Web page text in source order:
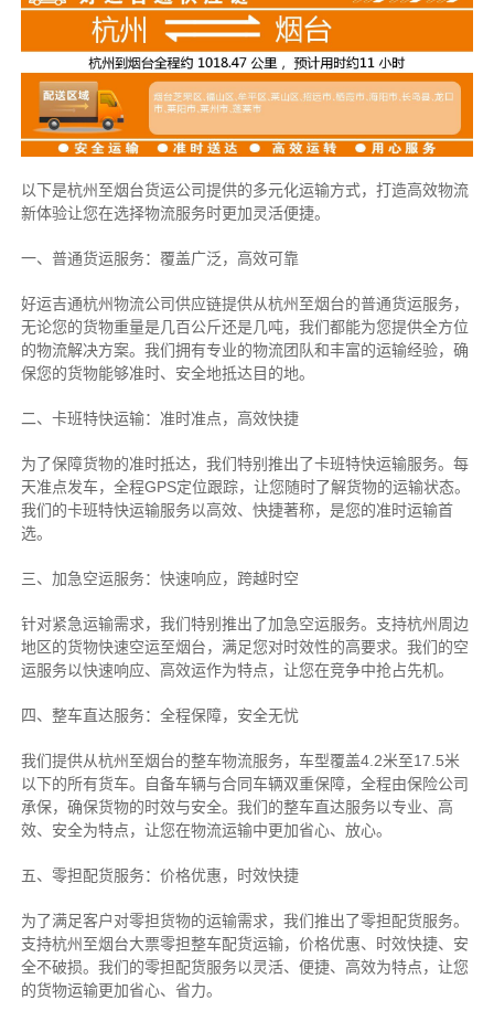
以下是杭州至烟台货运公司提供的多元化运输方式，打造高效物流
新体验让您在选择物流服务时更加灵活便捷。
一、普通货运服务：覆盖广泛，高效可靠
好运吉通杭州物流公司供应链提供从杭州至烟台的普通货运服务，
无论您的货物重量是几百公斤还是几吨，我们都能为您提供全方位
的物流解决方案。我们拥有专业的物流团队和丰富的运输经验，确
保您的货物能够准时、安全地抵达目的地。
二、卡班特快运输：准时准点，高效快捷
为了保障货物的准时抵达，我们特别推出了卡班特快运输服务。每
天准点发车，全程GPS定位跟踪，让您随时了解货物的运输状态。
我们的卡班特快运输服务以高效、快捷著称，是您的准时运输首
选。
三、加急空运服务：快速响应，跨越时空
针对紧急运输需求，我们特别推出了加急空运服务。支持杭州周边
地区的货物快速空运至烟台，满足您对时效性的高要求。我们的空
运服务以快速响应、高效运作为特点，让您在竞争中抢占先机。
四、整车直达服务：全程保障，安全无忧
我们提供从杭州至烟台的整车物流服务，车型覆盖4.2米至17.5米
以下的所有货车。自备车辆与合同车辆双重保障，全程由保险公司
承保，确保货物的时效与安全。我们的整车直达服务以专业、高
效、安全为特点，让您在物流运输中更加省心、放心。
五、零担配货服务：价格优惠，时效快捷
为了满足客户对零担货物的运输需求，我们推出了零担配货服务。
支持杭州至烟台大票零担整车配货运输，价格优惠、时效快捷、安
全不破损。我们的零担配货服务以灵活、便捷、高效为特点，让您
的货物运输更加省心、省力。